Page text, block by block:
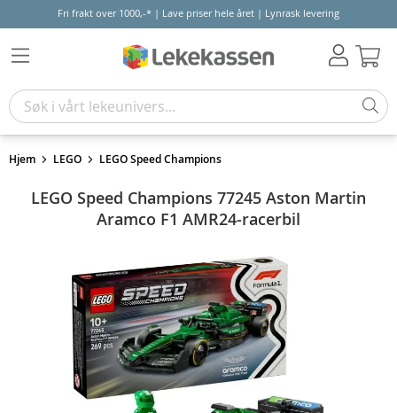
Fri frakt over 1000,-* | Lave priser hele året | Lynrask levering
Hjem LEGO LEGO Speed Champions
LEGO Speed Champions 77245 Aston Martin
Aramco F1 AMR24-racerbil